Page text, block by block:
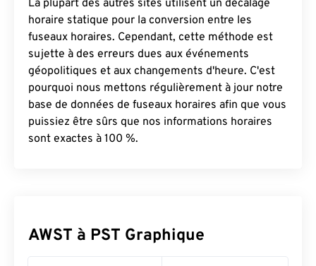
La plupart des autres sites utilisent un décalage
horaire statique pour la conversion entre les
fuseaux horaires. Cependant, cette méthode est
sujette à des erreurs dues aux événements
géopolitiques et aux changements d'heure. C'est
pourquoi nous mettons régulièrement à jour notre
base de données de fuseaux horaires afin que vous
puissiez être sûrs que nos informations horaires
sont exactes à 100 %.
AWST à PST Graphique